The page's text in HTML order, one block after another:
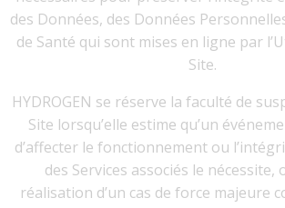
des Données, des Données
de Santé qui sont mises en ligne par
Site.
HYDROGEN se réserve la faculté de
Site lorsqu’elle estime qu’un
d’affecter le fonctionnement ou
des Services associés le nécessite,
réalisation d’un cas de force majeure